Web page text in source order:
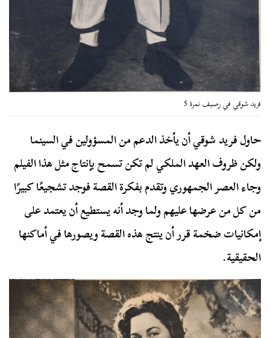
فريد شوقي في رصيف نمرة 5
حاول فريد شوقي أن يأخذ الدعم من المسؤولين في السينما
ولكن ظروف العهد الملكي لم تكن تسمح بإنتاج مثل هذا الفيلم
وجاء العصر الجمهوري وتقدم بفكرة القصة فوجد تشجيعًا كبيرًا
من كل من عرضها عليهم ولما وجد أنه يستطيع أن يعتمد على
إمكانيات ضخمة قرر أن ينتج هذه القصة ويصورها في أماكنها
الحقيقية.